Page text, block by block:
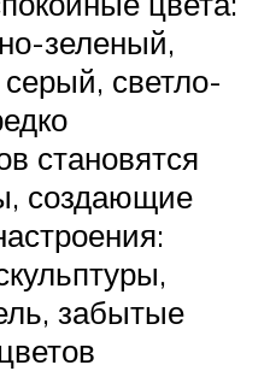
зеленый,
светло-
становятся
создающие
забытые